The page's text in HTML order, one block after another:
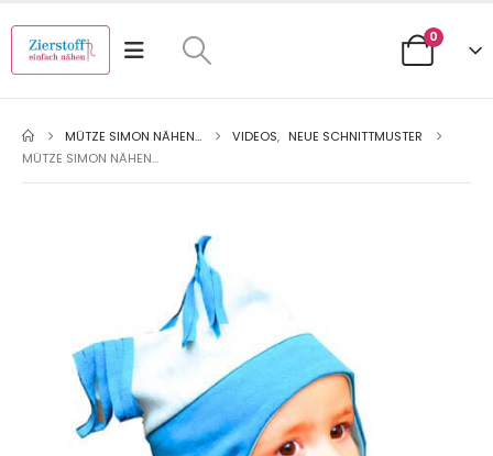
0
MÜTZE SIMON NÄHEN… VIDEOS, NEUE SCHNITTMUSTER
MÜTZE SIMON NÄHEN…